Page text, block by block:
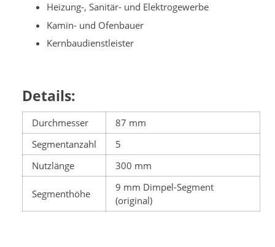
Heizung-, Sanitär- und Elektrogewerbe
Kamin- und Ofenbauer
Kernbaudienstleister
Details:
Durchmesser
87 mm
Segmentanzahl
5
Nutzlänge
300 mm
Segmenthöhe
9 mm Dimpel-Segment
(original)